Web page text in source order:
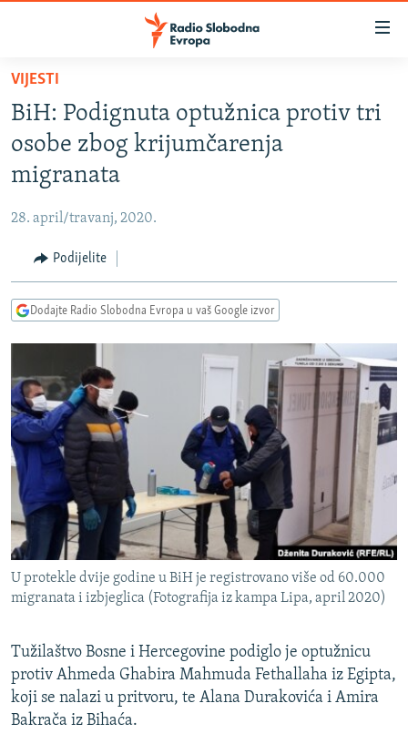
Pređite
glavni
sadržaj
Pređite
na
glavnu
navigaciju
Pređite
na
pretragu
BOSNA I HERCEGOVINA
SRBIJA
CRNA GORA
VIZUELNO
RAT U UKRAJINI
RSE PRIČE IZ SVIJETA
ISPRIČAJ MI
DNEVNO@RSE
SPECIJALI RSE
VIŠE OD NASLOVA
GENOCID U SREBRENICI
POPLAVE I KLIZIŠTA U BIH 2024.
POST SCRIPTUM
MOJA EVROPA
TRI DECENIJE OD RATA U BIH
PRATITE NAS
VIJESTI
BiH: Podignuta optužnica protiv tri
osobe zbog krijumčarenja
migranata
28. april/travanj, 2020.
Podijelite
Dodajte Radio Slobodna Evropa u vaš Google izvor
U protekle dvije godine u BiH je registrovano više od 60.000
migranata i izbjeglica (Fotografija iz kampa Lipa, april 2020)
Tužilaštvo Bosne i Hercegovine podiglo je optužnicu
protiv Ahmeda Ghabira Mahmuda Fethallaha iz Egipta,
koji se nalazi u pritvoru, te Alana Durakovića i Amira
Bakrača iz Bihaća.